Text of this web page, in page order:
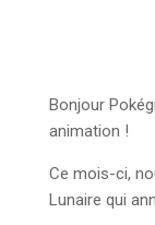
Bonjour
animation !
Ce mois-ci,
Lunaire qui